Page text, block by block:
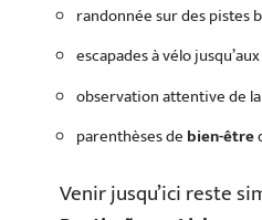
randonnée sur des pistes
escapades à vélo
observation attentive de
parenthèses de bien-être
Venir jusqu’ici reste